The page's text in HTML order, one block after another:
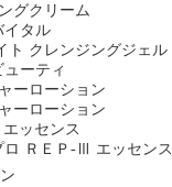
グクリーム
イタル
ト クレンジングジェル
ューティ
ーローション
ーローション
ッセンス
ロ ＲＥＰ-Ⅲ エッセンス